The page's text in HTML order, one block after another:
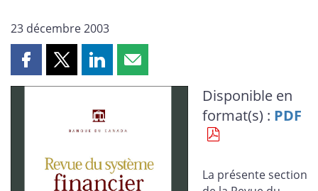
23 décembre 2003
Partager
cette
Facebook
Partager
cette
Partager
cette
sur
LinkedIn
Partager
cette
Disponible en
format(s) : PDF
La présente section